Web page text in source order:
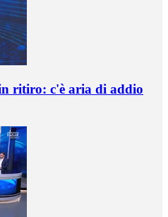
ritiro: c'è aria di addio